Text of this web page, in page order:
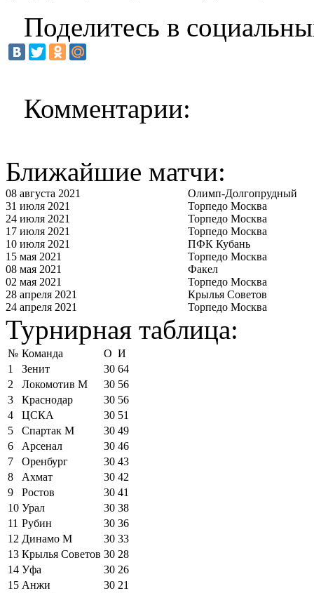
Поделитесь в
Комментарии:
Ближайшие матчи:
08 августа 2021
Олимп-Долгопрудный
31 июля 2021
Торпедо Москва
24 июля 2021
Торпедо Москва
17 июля 2021
Торпедо Москва
10 июля 2021
ПФК Кубань
15 мая 2021
Торпедо Москва
08 мая 2021
Факел
02 мая 2021
Торпедо Москва
28 апреля 2021
Крылья Советов
24 апреля 2021
Торпедо Москва
Турнирная таблица:
№ Команда О И
1
Зенит 30 64
2
Локомотив М 30 56
3
Краснодар 30 56
4
ЦСКА 30 51
5
Спартак М 30 49
6
Арсенал 30 46
7
Оренбург 30 43
8
Ахмат 30 42
9
Ростов 30 41
10 Урал 30 38
11 Рубин 30 36
12 Динамо М 30 33
13 Крылья Советов 30 28
14 Уфа 30 26
15 Анжи 30 21